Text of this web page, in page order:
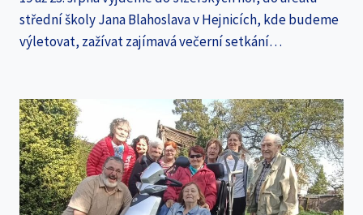
střední školy Jana Blahoslava v Hejnicích, kde budeme
výletovat, zažívat zajímavá večerní setkání…